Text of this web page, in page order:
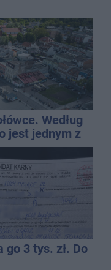
Według
jest jednym z
go 3 tys. zł. Do